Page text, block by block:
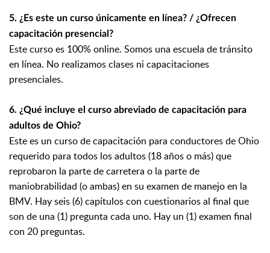
5. ¿Es este un curso únicamente en línea? / ¿Ofrecen
capacitación presencial?
Este curso es 100% online. Somos una escuela de tránsito
en línea. No realizamos clases ni capacitaciones
presenciales.
6. ¿Qué incluye el curso abreviado de capacitación para
adultos de Ohio?
Este es un curso de capacitación para conductores de Ohio
requerido para todos los adultos (18 años o más) que
reprobaron la parte de carretera o la parte de
maniobrabilidad (o ambas) en su examen de manejo en la
BMV. Hay seis (6) capítulos con cuestionarios al final que
son de una (1) pregunta cada uno. Hay un (1) examen final
con 20 preguntas.